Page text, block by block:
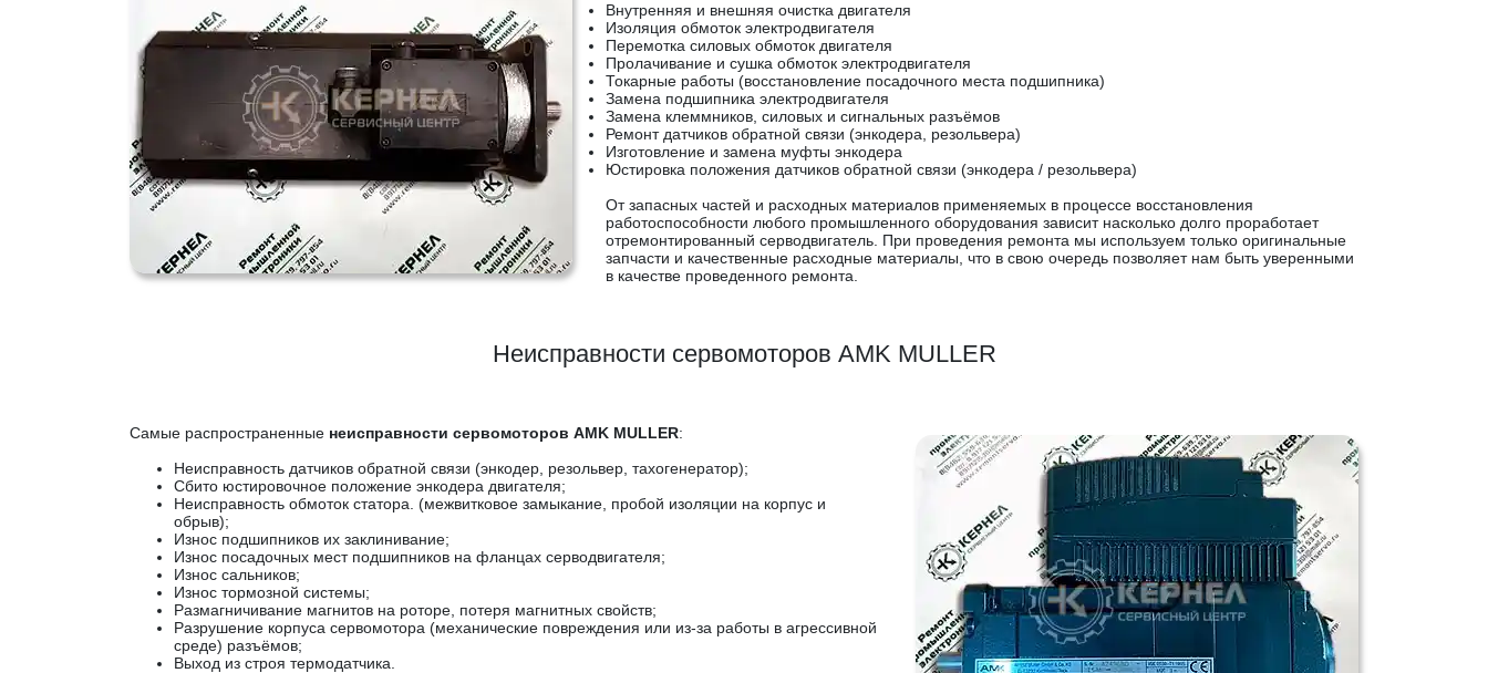
Внутренняя и внешняя очистка двигателя
Изоляция обмоток электродвигателя
Перемотка силовых обмоток двигателя
Пролачивание и сушка обмоток электродвигателя
Токарные работы (восстановление посадочного места подшипника)
Замена подшипника электродвигателя
Замена клеммников, силовых и сигнальных разъёмов
Ремонт датчиков обратной связи (энкодера, резольвера)
Изготовление и замена муфты энкодера
Юстировка положения датчиков обратной связи (энкодера / резольвера)
От запасных частей и расходных материалов применяемых в процессе восстановления
работоспособности любого промышленного оборудования зависит насколько долго проработает
отремонтированный серводвигатель. При проведения ремонта мы используем только оригинальные
запчасти и качественные расходные материалы, что в свою очередь позволяет нам быть уверенными
в качестве проведенного ремонта.
Неисправности сервомоторов AMK MULLER
Самые распространенные неисправности сервомоторов AMK MULLER:
Неисправность датчиков обратной связи (энкодер, резольвер, тахогенератор);
Сбито юстировочное положение энкодера двигателя;
Неисправность обмоток статора. (межвитковое замыкание, пробой изоляции на корпус и
обрыв);
Износ подшипников их заклинивание;
Износ посадочных мест подшипников на фланцах серводвигателя;
Износ сальников;
Износ тормозной системы;
Размагничивание магнитов на роторе, потеря магнитных свойств;
Разрушение корпуса сервомотора (механические повреждения или из-за работы в агрессивной
среде) разъёмов;
Выход из строя термодатчика.